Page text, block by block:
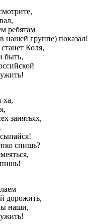
ребятам
нашей группе) показал!
Коля,
быть,
ха,
занятьях,
спишь?
дорожить,
наши,